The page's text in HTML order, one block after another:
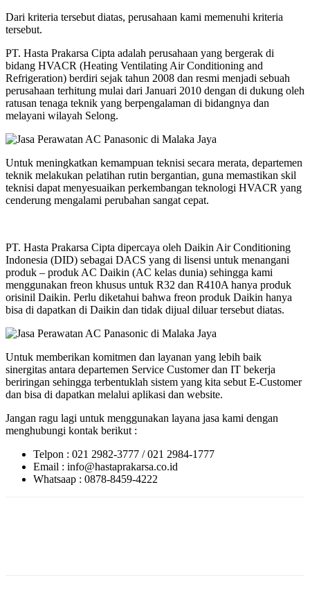
Dari kriteria tersebut diatas, perusahaan kami memenuhi kriteria
tersebut.
PT. Hasta Prakarsa Cipta adalah perusahaan yang bergerak di
bidang HVACR (Heating Ventilating Air Conditioning and
Refrigeration) berdiri sejak tahun 2008 dan resmi menjadi sebuah
perusahaan terhitung mulai dari Januari 2010 dengan di dukung oleh
ratusan tenaga teknik yang berpengalaman di bidangnya dan
melayani wilayah Selong.
Untuk meningkatkan kemampuan teknisi secara merata, departemen
teknik melakukan pelatihan rutin bergantian, guna memastikan skil
teknisi dapat menyesuaikan perkembangan teknologi HVACR yang
cenderung mengalami perubahan sangat cepat.
PT. Hasta Prakarsa Cipta dipercaya oleh Daikin Air Conditioning
Indonesia (DID) sebagai DACS yang di lisensi untuk menangani
produk – produk AC Daikin (AC kelas dunia) sehingga kami
menggunakan freon khusus untuk R32 dan R410A hanya produk
orisinil Daikin. Perlu diketahui bahwa freon produk Daikin hanya
bisa di dapatkan di Daikin dan tidak dijual diluar tersebut diatas.
Untuk memberikan komitmen dan layanan yang lebih baik
sinergitas antara departemen Service Customer dan IT bekerja
beriringan sehingga terbentuklah sistem yang kita sebut E-Customer
dan bisa di dapatkan melalui aplikasi dan website.
Jangan ragu lagi untuk menggunakan layana jasa kami dengan
menghubungi kontak berikut :
Telpon : 021 2982-3777 / 021 2984-1777
Email : info@hastaprakarsa.co.id
Whatsaap : 0878-8459-4222